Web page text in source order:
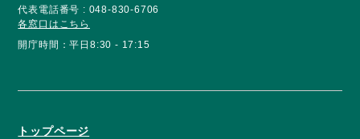
代表電話番号 : 048-830-6706
各窓口はこちら
開庁時間：平日8:30 - 17:15
トップページ